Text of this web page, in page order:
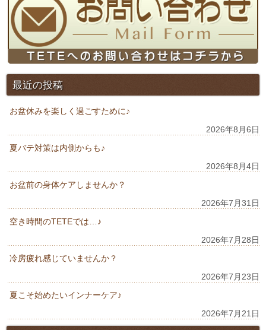
最近の投稿
お盆休みを楽しく過ごすために♪
2026年8月6日
夏バテ対策は内側からも♪
2026年8月4日
お盆前の身体ケアしませんか？
2026年7月31日
空き時間のTETEでは…♪
2026年7月28日
冷房疲れ感じていませんか？
2026年7月23日
夏こそ始めたいインナーケア♪
2026年7月21日